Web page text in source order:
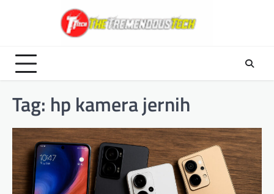
Tag: hp kamera jernih